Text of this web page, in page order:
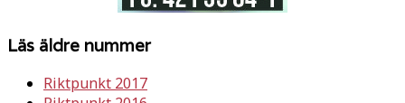
Läs äldre nummer
Riktpunkt 2017